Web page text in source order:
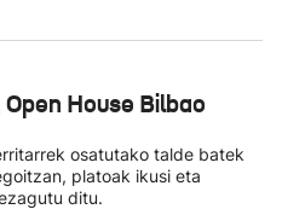
House Bilbao
osatutako talde batek
platoak ikusi eta
ditu.